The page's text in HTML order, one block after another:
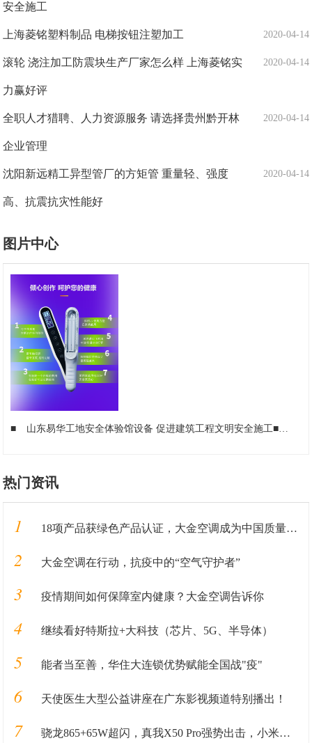
安全施工
2020-04-14
上海菱铭塑料制品 电梯按钮注塑加工
2020-04-14
滚轮 浇注加工防震块生产厂家怎么样 上海菱铭实
力赢好评
2020-04-14
全职人才猎聘、人力资源服务 请选择贵州黔开林
企业管理
2020-04-14
沈阳新远精工异型管厂的方矩管 重量轻、强度
高、抗震抗灾性能好
图片中心
■ 山东易华工地安全体验馆设备 促进建筑工程文明安全施工■
热门资讯
1 18项产品获绿色产品认证，大金空调成为中国质量认证中心“绿色产品首批获证企业”
2 大金空调在行动，抗疫中的“空气守护者”
3 疫情期间如何保障室内健康？大金空调告诉你
4 继续看好特斯拉+大科技（芯片、5G、半导体）
5 能者当至善，华住大连锁优势赋能全国战"疫"
6 天使医生大型公益讲座在广东影视频道特别播出！
7 骁龙865+65W超闪，真我X50 Pro强势出击，小米冲击旗舰市场悬了